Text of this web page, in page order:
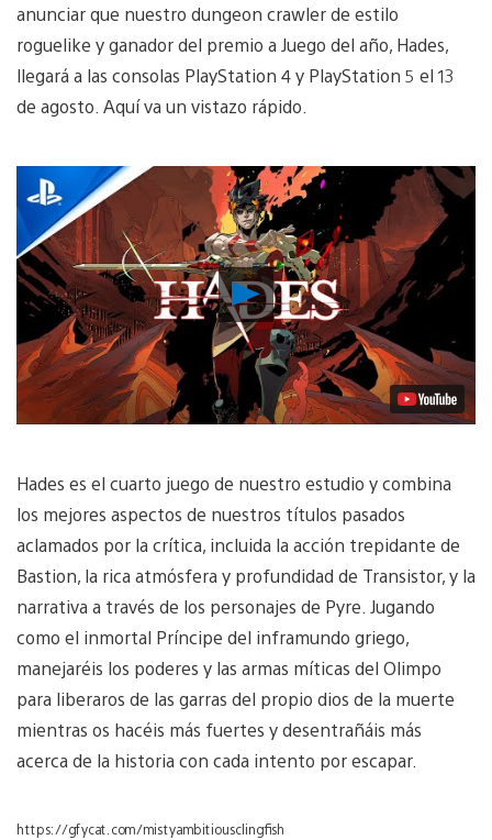
anunciar que nuestro dungeon crawler de estilo
roguelike y ganador del premio a Juego del año, Hades,
llegará a las consolas PlayStation 4 y PlayStation 5 el 13
de agosto. Aquí va un vistazo rápido.
Reproducir
vídeo
Hades es el cuarto juego de nuestro estudio y combina
los mejores aspectos de nuestros títulos pasados ​​
aclamados por la crítica, incluida la acción trepidante de
Bastion, la rica atmósfera y profundidad de Transistor, y la
narrativa a través de los personajes de Pyre. Jugando
como el inmortal Príncipe del inframundo griego,
manejaréis los poderes y las armas míticas del Olimpo
para liberaros de las garras del propio dios de la muerte
mientras os hacéis más fuertes y desentrañáis más
acerca de la historia con cada intento por escapar.
https://gfycat.com/mistyambitiousclingfish